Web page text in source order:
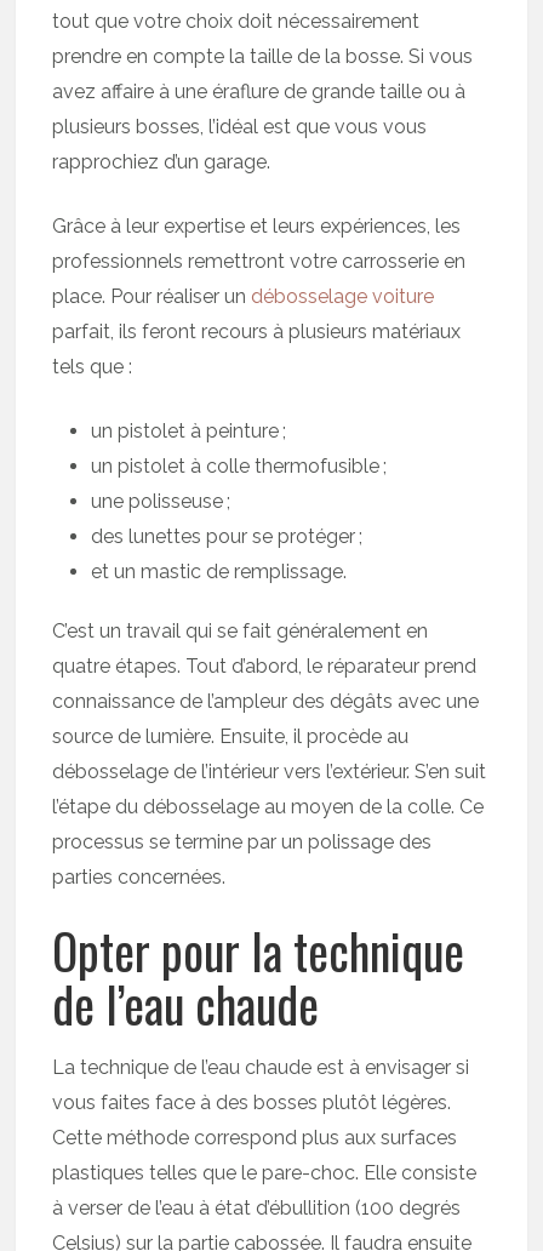
tout que votre choix doit nécessairement
prendre en compte la taille de la bosse. Si vous
avez affaire à une éraflure de grande taille ou à
plusieurs bosses, l’idéal est que vous vous
rapprochiez d’un garage.
Grâce à leur expertise et leurs expériences, les
professionnels remettront votre carrosserie en
place. Pour réaliser un débosselage voiture
parfait, ils feront recours à plusieurs matériaux
tels que :
un pistolet à peinture ;
un pistolet à colle thermofusible ;
une polisseuse ;
des lunettes pour se protéger ;
et un mastic de remplissage.
C’est un travail qui se fait généralement en
quatre étapes. Tout d’abord, le réparateur prend
connaissance de l’ampleur des dégâts avec une
source de lumière. Ensuite, il procède au
débosselage de l’intérieur vers l’extérieur. S’en suit
l’étape du débosselage au moyen de la colle. Ce
processus se termine par un polissage des
parties concernées.
Opter pour la technique
de l’eau chaude
La technique de l’eau chaude est à envisager si
vous faites face à des bosses plutôt légères.
Cette méthode correspond plus aux surfaces
plastiques telles que le pare-choc. Elle consiste
à verser de l’eau à état d’ébullition (100 degrés
Celsius) sur la partie cabossée. Il faudra ensuite